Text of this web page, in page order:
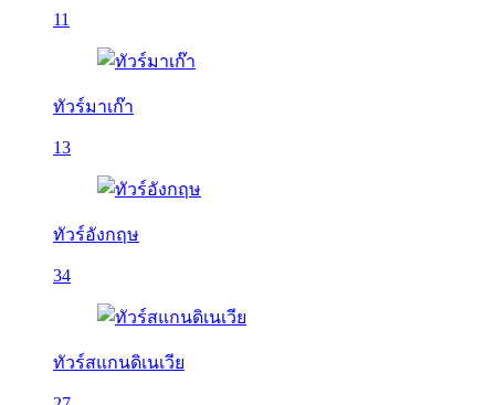
11
ทัวร์มาเก๊า
13
ทัวร์อังกฤษ
34
ทัวร์สแกนดิเนเวีย